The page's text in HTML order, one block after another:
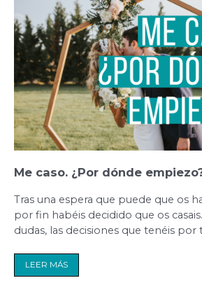
Me caso. ¿Por dónde
Tras una espera que puede que os
por fin habéis decidido que os
dudas, las decisiones que tenéis por
dónde
empiezo?
LEER MÁS